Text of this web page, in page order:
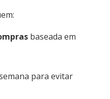
baseada em
para evitar